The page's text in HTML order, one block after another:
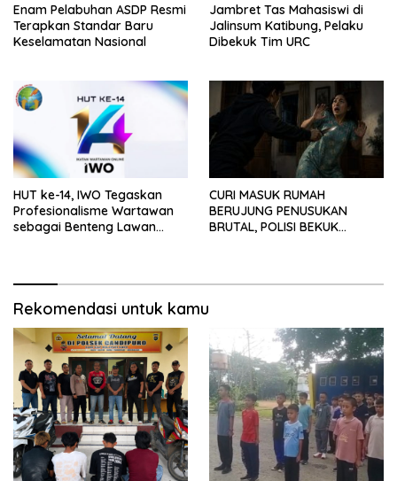
Enam Pelabuhan ASDP Resmi
Terapkan Standar Baru
Keselamatan Nasional
Jambret Tas Mahasiswi di
Jalinsum Katibung, Pelaku
Dibekuk Tim URC
HUT ke-14, IWO Tegaskan
Profesionalisme Wartawan
sebagai Benteng Lawan
CURI MASUK RUMAH
BERUJUNG PENUSUKAN
BRUTAL, POLISI BEKUK
Rekomendasi untuk kamu